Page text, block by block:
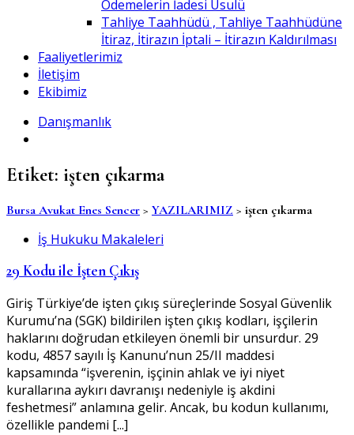
Ödemelerin İadesi Usulü
Tahliye Taahhüdü , Tahliye Taahhüdüne
İtiraz, İtirazın İptali – İtirazın Kaldırılması
Faaliyetlerimiz
İletişim
Ekibimiz
Danışmanlık
Etiket: işten çıkarma
Bursa Avukat Enes Sencer > YAZILARIMIZ > işten çıkarma
İş Hukuku Makaleleri
29 Kodu ile İşten Çıkış
Giriş Türkiye’de işten çıkış süreçlerinde Sosyal Güvenlik
Kurumu’na (SGK) bildirilen işten çıkış kodları, işçilerin
haklarını doğrudan etkileyen önemli bir unsurdur. 29
kodu, 4857 sayılı İş Kanunu’nun 25/II maddesi
kapsamında “işverenin, işçinin ahlak ve iyi niyet
kurallarına aykırı davranışı nedeniyle iş akdini
feshetmesi” anlamına gelir. Ancak, bu kodun kullanımı,
özellikle pandemi [...]